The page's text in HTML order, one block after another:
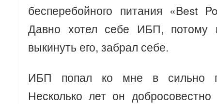
бесперебойного питания «Best
Давно хотел себе ИБП, потому
выкинуть его, забрал себе.
ИБП попал ко мне в сильно
Несколько лет он